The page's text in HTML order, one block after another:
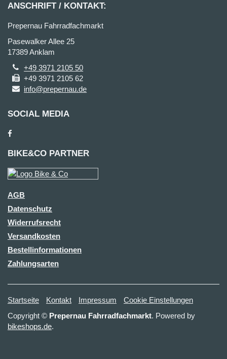
ANSCHRIFT / KONTAKT:
Prepernau Fahrradfachmarkt
Pasewalker Allee 25
17389 Anklam
+49 3971 2105 50
+49 3971 2105 62
info@prepernau.de
SOCIAL MEDIA
BIKE&CO PARTNER
AGB
Datenschutz
Widerrufsrecht
Versandkosten
Bestellinformationen
Zahlungsarten
Startseite Kontakt Impressum
Cookie Einstellungen
Copyright © Prepernau Fahrradfachmarkt. Powered by
bikeshops.de.